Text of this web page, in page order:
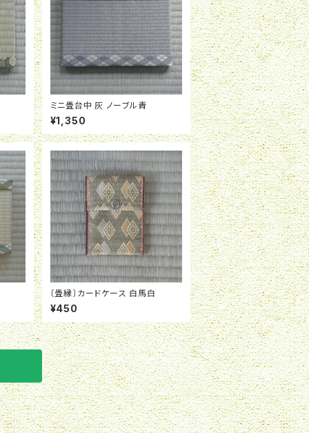
ミニ畳台中 灰 ノーブル青
¥1,350
〔畳縁〕カードケース 白馬白
¥450